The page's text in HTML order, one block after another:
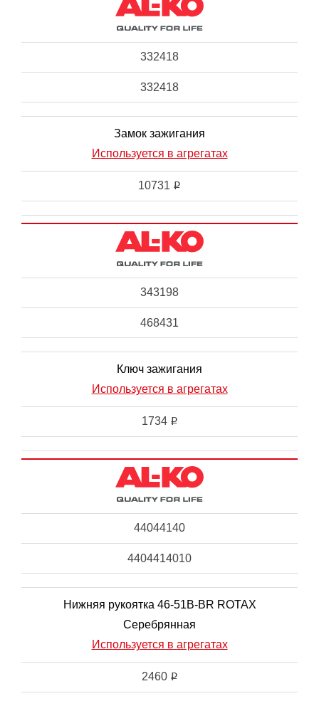
332418
332418
Замок зажигания
Используется в агрегатах
10731 i
343198
468431
Ключ зажигания
Используется в агрегатах
1734 i
44044140
4404414010
Нижняя рукоятка 46-51B-BR ROTAX
Серебрянная
Используется в агрегатах
2460 i